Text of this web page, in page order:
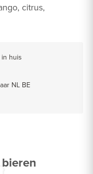
citrus,
huis
NL BE